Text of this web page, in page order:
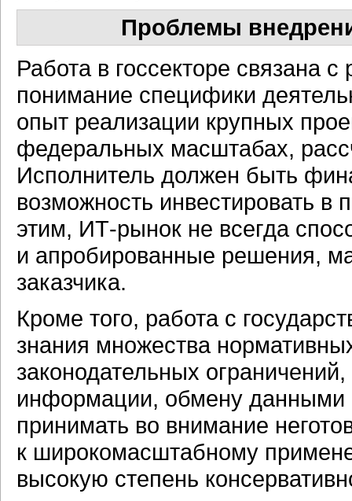
Проблемы
Работа в госсекторе связана
понимание специфики
опыт реализации крупных
федеральных масштабах,
Исполнитель должен быть
возможность инвестировать в
этим, ИТ-рынок не всегда
и апробированные решения,
заказчика.
Кроме того, работа с
знания множества
законодательных
информации, обмену
принимать во внимание
к широкомасштабному
высокую степень